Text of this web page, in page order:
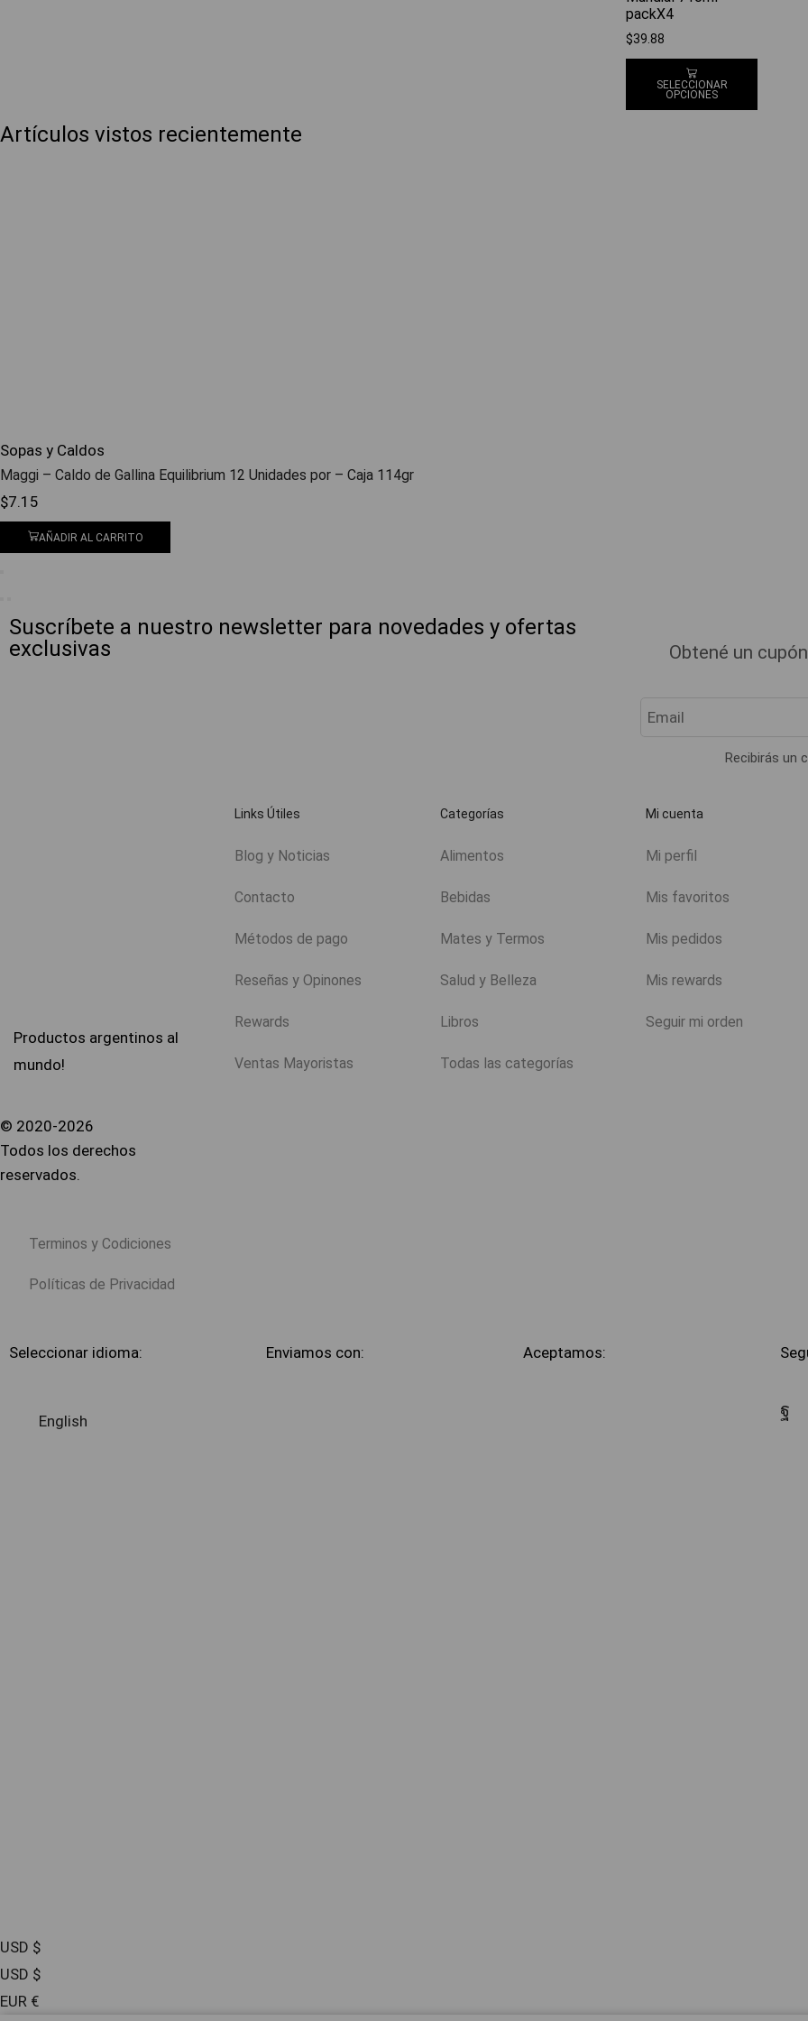
packX4
$39.88
SELECCIONAR
OPCIONES
Artículos vistos recientemente
Sopas y Caldos
Maggi – Caldo de Gallina Equilibrium 12 Unidades por – Caja 114gr
$7.15
AÑADIR AL CARRITO
Suscríbete a nuestro newsletter para novedades y ofertas
exclusivas
Obtené un
Recibirás un
Productos argentinos al
mundo!
© 2020-2026
Todos los derechos
reservados.
Terminos y Codiciones
Políticas de Privacidad
Links Útiles
Blog y Noticias
Contacto
Métodos de pago
Reseñas y Opinones
Rewards
Ventas Mayoristas
Categorías
Alimentos
Bebidas
Mates y Termos
Salud y Belleza
Libros
Todas las categorías
Mi cuenta
Mi perfil
Mis favoritos
Mis pedidos
Mis rewards
Seguir mi orden
Seleccionar idioma:
English
Enviamos con: Aceptamos:
USD $
USD $
EUR €